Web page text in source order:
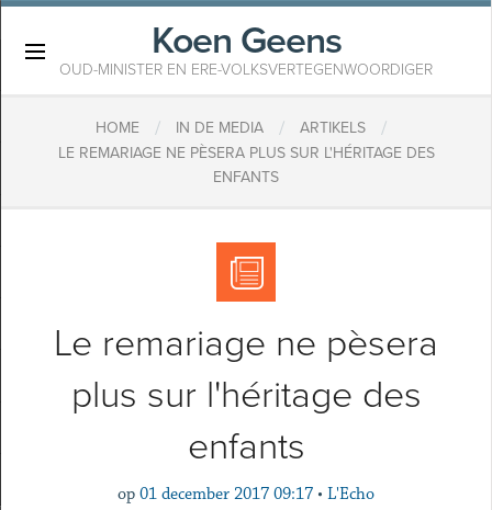
Koen Geens
OUD-MINISTER EN ERE-VOLKSVERTEGENWOORDIGER
HOME / IN DE MEDIA / ARTIKELS /
​LE REMARIAGE NE PÈSERA PLUS SUR L'HÉRITAGE DES
ENFANTS
​Le remariage ne pèsera
plus sur l'héritage des
enfants
op 01 december 2017 09:17 • L'Echo